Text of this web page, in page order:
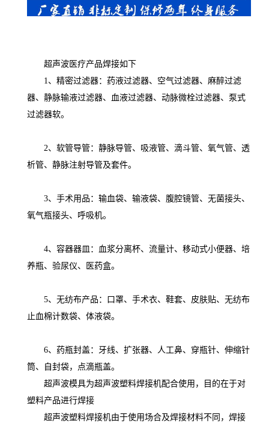
超声波医疗产品焊接如下
1、精密过滤器：药液过滤器、空气过滤器、麻醉过滤
器、静脉输液过滤器、血液过滤器、动脉微栓过滤器、泵式
过滤器软。
2、软管导管：静脉导管、吸液管、滴斗管、氧气管、透
析管、静脉注射导管及套件。
3、手术用品：输血袋、输液袋、腹腔镜管、无菌接头、
氧气瓶接头、呼吸机。
4、容器器皿：血浆分离杯、流量计、移动式小便器、培
养瓶、验尿仪、医药盒。
5、无纺布产品：口罩、手术衣、鞋套、皮肤贴、无纺布
止血棉计数袋、体液袋。
6、药瓶封盖：牙线、扩张器、人工鼻、穿瓶针、伸缩针
筒、自封袋，点滴瓶盖。
超声波模具为超声波塑料焊接机配合使用，目的在于对
塑料产品进行焊接
超声波塑料焊接机由于使用场合及焊接材料不同，焊接